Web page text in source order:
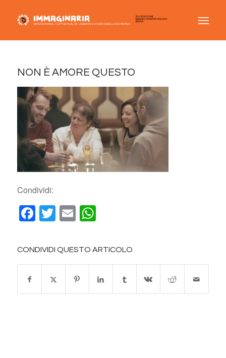
NON È AMORE QUESTO
Condividi:
Facebook
Twitter
EmailWhatsApp
CONDIVIDI QUESTO ARTICOLO